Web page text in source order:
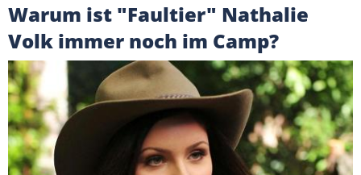
Warum ist "Faultier" Nathalie
Volk immer noch im Camp?